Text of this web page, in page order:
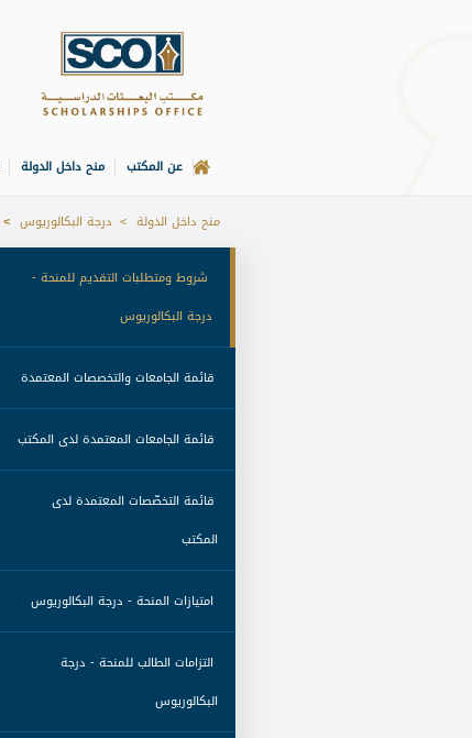
الصفحة الرئيسة
عن المكتب منح داخل الدولة
منح داخل الدولة درجة البكالوريوس
درجة البكالوريوس
قائمة الجامعات والتخصصات المعتمدة
قائمة الجامعات المعتمدة لدى المكتب
المكتب
البكالوريوس